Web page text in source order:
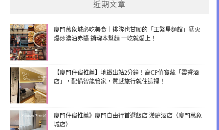
近期文章
廈門萬象城必吃美食｜排隊也甘願的「王繁星麵館」猛火
爆炒濃油赤醬 銷魂本幫麵 一吃就愛上！
【廈門住宿推薦】地鐵出站2分鐘！高CP值寶藏「雲睿酒
店」，配備智能管家，質感旅行就住這裡！
廈門住宿推薦》廈門自由行首選飯店 漢庭酒店（廈門萬象
城店）